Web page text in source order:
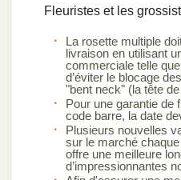
Fleuristes et les
La rosette multiple
livraison en utilisant
commerciale telle
d’éviter le blocage
"bent neck" (la tête
Pour une garantie de
code barre, la date
Plusieurs nouvelles
sur le marché
offre une meilleure
d’impressionnantes